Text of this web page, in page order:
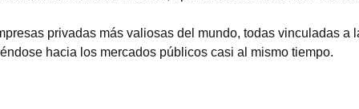
privadas más valiosas del mundo, todas vinculadas a
hacia los mercados públicos casi al mismo tiempo.